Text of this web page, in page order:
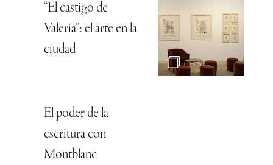
“El castigo de
Valeria”: el arte en la
ciudad
El poder de la
escritura con
Montblanc